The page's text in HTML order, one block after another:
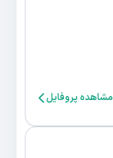
مشاهده پروفایل